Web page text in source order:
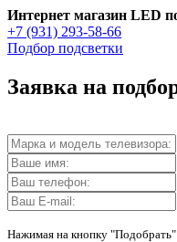
Интернет магазин LED
+7 (931) 293-58-66
Подбор подсветки
Заявка на
Нажимая на кнопку